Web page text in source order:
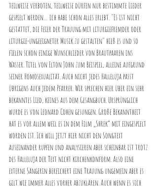
teilweise verboten, teilweise dürfen nur bestimmte Lieder
gespielt werden… ich habe schon alles erlebt. "Es ist nicht
gestattet, die Feier der Trauung mit liturgiefremder oder
liturgie-ungeeigneter Musik zu gestalten" hieß es und so
fielen schon einige Wunschlieder von Brautpaaren ins
Wasser. Titel von Elton John zum Beispiel, alleine aufgrund
seiner Homosexualität. Auch nicht jedes Halleluja passt
übrigens auch jedem Pfarrer. Wir sprechen hier über ein sehr
bekanntes Lied, keines aus dem Gesangbuch. Ursprünglich
wurde es von Leonard Cohen gesungen. Große Bekanntheit
hat es vor allem weil es in dem Film „Shrek“ mit eingespielt
worden ist. Ich will jetzt hier nicht den Songtext
auseinander rupfen und analysieren aber scheinbar ist trotz
des Halleluja der Text nicht kirchenkonform. Also eine
externe Sängerin bereichert eine Trauung ungemein aber es
gilt wie immer alles vorher abzuklären. Auch wenn es sich